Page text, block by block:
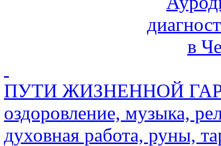
ПУТИ ЖИЗНЕННОЙ
оздоровление, музыка,
духовная работа, руны,